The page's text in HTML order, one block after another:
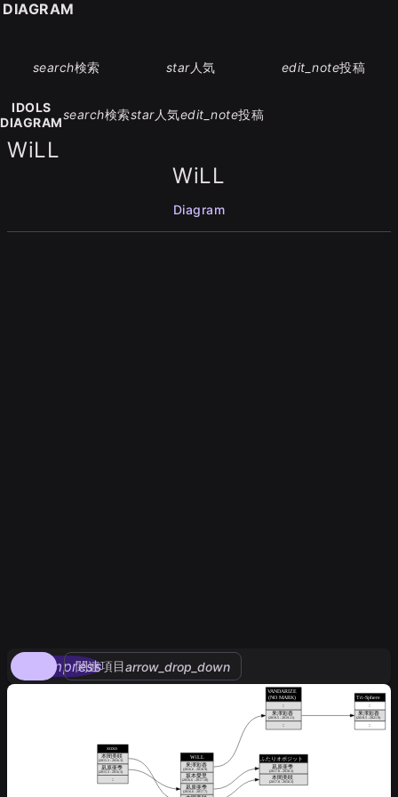
search検索 star人気 edit_note投稿
IDOLS
DIAGRAM
search検索star人気edit_note投稿
WiLL
WiLL
Diagram
compress
関連項目arrow_drop_down